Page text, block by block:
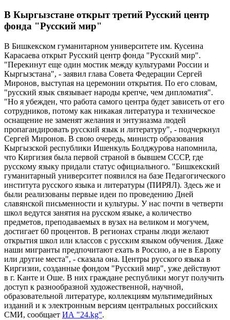
В Кыргызстане открыт третий Русский центр
фонда "Русский мир"
В Бишкекском гуманитарном университете им. Кусеина
Карасаева открыт Русский центр фонда "Русский мир".
"Перекинут еще один мостик между культурами России и
Кыргызстана", - заявил глава Совета Федерации Сергей
Миронов, выступая на церемонии открытия. По его словам,
"русский язык связывает народы крепче, чем дипломатия".
"Но я убежден, что работа самого центра будет зависеть от его
сотрудников, потому как никакая литература и техническое
оснащение не заменят желания и энтузиазма людей
пропагандировать русский язык и литературу", - подчеркнул
Сергей Миронов. В свою очередь, министр образования
Кыргызской республики Ишенкуль Болджурова напомнила,
что Киргизия была первой страной в бывшем СССР, где
русскому языку придали статус официального. "Бишкекский
гуманитарный университет появился на базе Педагогического
института русского языка и литературы (ПИРЯЛ). Здесь же и
были реализованы первые идеи по проведению Дней
славянской письменности и культуры. У нас почти в четверти
школ ведутся занятия на русском языке, а количество
предметов, преподаваемых в вузах на великом и могучем,
достигает 60 процентов. В регионах страны люди желают
открытия школ или классов с русским языком обучения. Даже
наши мигранты предпочитают ехать в Россию, а не в Европу
или другие места", - сказала она. Центры русского языка в
Киргизии, созданные фондом "Русский мир", уже действуют
в г. Канте и Оше. В них граждане республики могут получить
доступ к разнообразной художественной, научной,
образовательной литературе, коллекциям мультимедийных
изданий и к электронным версиям центральных российских
СМИ, сообщает ИА "24.kg".